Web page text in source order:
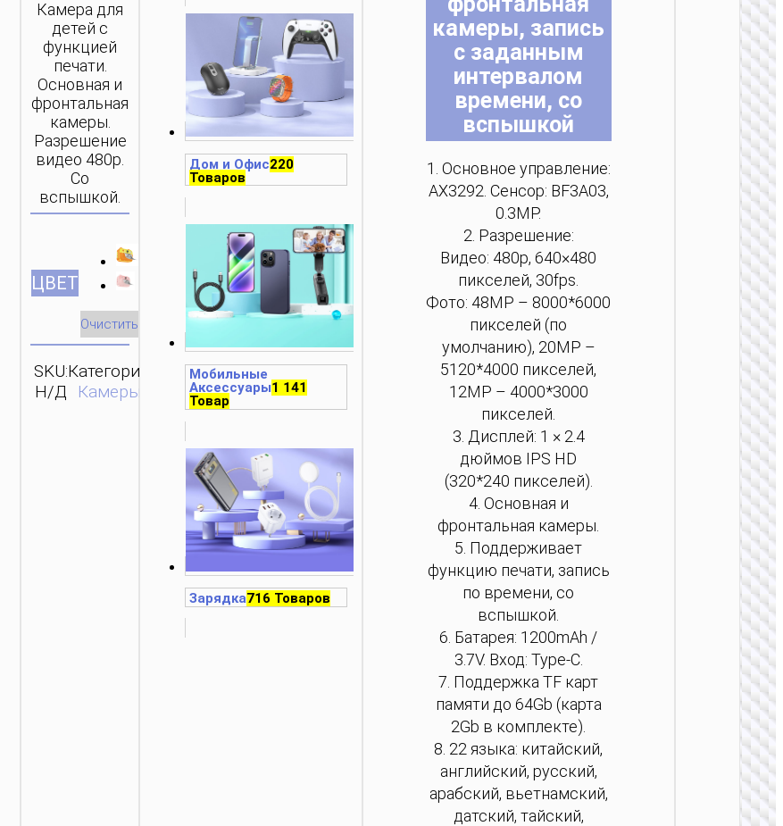
Камера для
детей с
функцией
печати.
Основная и
фронтальная
камеры.
Разрешение
видео 480p.
Со
вспышкой.
ЦВЕТ
Очистить
SKU:
Н/Д
Категория:
Камеры
ОТПРАВИТЬ
ЗАПРОС
Дом и Офис220
Товаров
Мобильные
Аксессуары1 141
Товар
Зарядка716 Товаров
камеры, запись
с заданным
интервалом
времени, со
вспышкой
1. Основное управление:
AX3292. Сенсор: BF3A03,
0.3MP.
2. Разрешение:
Видео: 480p, 640×480
пикселей, 30fps.
Фото: 48MP – 8000*6000
пикселей (по
умолчанию), 20MP –
5120*4000 пикселей,
12MP – 4000*3000
пикселей.
3. Дисплей: 1 × 2.4
дюймов IPS HD
(320*240 пикселей).
4. Основная и
фронтальная камеры.
5. Поддерживает
функцию печати, запись
по времени, со
вспышкой.
6. Батарея: 1200mAh /
3.7V. Вход: Type-C.
7. Поддержка TF карт
памяти до 64Gb (карта
2Gb в комплекте).
8. 22 языка: китайский,
английский, русский,
арабский, вьетнамский,
датский, тайский,
на
на
Экшн-
на
на
на
на